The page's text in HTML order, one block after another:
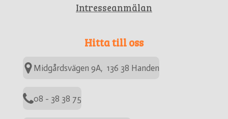
Intresseanmälan
Hitta till oss
Midgårdsvägen 9A, 136 38 Handen
08 - 38 38 75